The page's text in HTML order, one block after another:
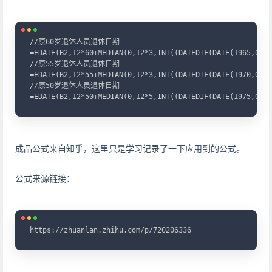
//原60岁退休人员退休日期
//原55岁退休人员退休日期
//原50岁退休人员退休日期
成品公式来自知乎，这里只是学习记录了一下应用到的公式。
公式来源链接：
https://zhuanlan.zhihu.com/p/720206336